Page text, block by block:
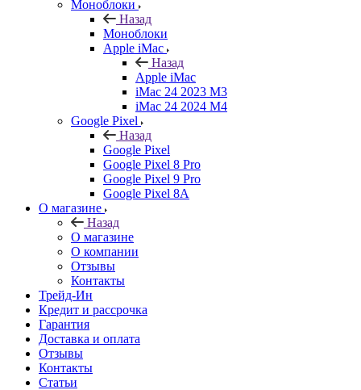
Моноблоки
Назад
Моноблоки
Apple iMac
Назад
Apple iMac
iMac 24 2023 M3
iMac 24 2024 M4
Google Pixel
Назад
Google Pixel
Google Pixel 8 Pro
Google Pixel 9 Pro
Google Pixel 8A
О магазине
Назад
О магазине
О компании
Отзывы
Контакты
Трейд-Ин
Кредит и рассрочка
Гарантия
Доставка и оплата
Отзывы
Контакты
Статьи